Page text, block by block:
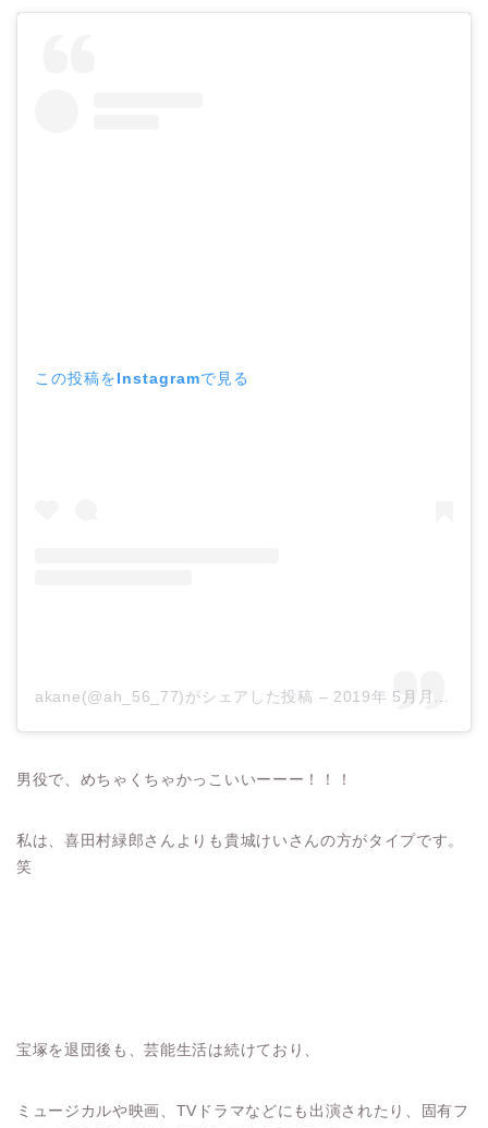
この投稿をInstagramで見る
akane(@ah_56_77)がシェアした投稿 – 2019年 5月月22日午前4時09分PDT
男役で、めちゃくちゃかっこいいーーー！！！
私は、喜田村緑郎さんよりも貴城けいさんの方がタイプです。
笑
宝塚を退団後も、芸能生活は続けており、
ミュージカルや映画、TVドラマなどにも出演されたり、固有フ